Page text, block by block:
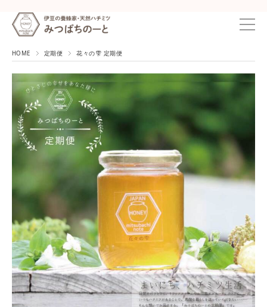
HOME 定期便 花々の雫 定期便